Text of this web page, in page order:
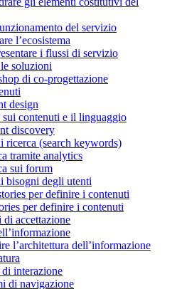
del servizio
l’ecosistema
i flussi di servizio
soluzioni
di co-progettazione
design
sui contenuti e il linguaggio
discovery
ricerca (search keywords)
tramite analytics
sui forum
bisogni degli utenti
per definire i contenuti
per definire i contenuti
accettazione
l’architettura dell’informazione
interazione
di navigazione